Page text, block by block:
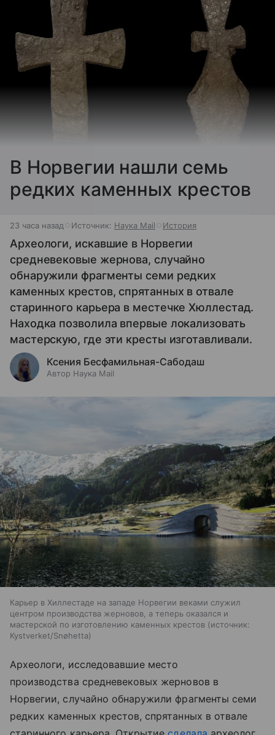
В Норвегии нашли семь
редких каменных крестов
23 часа назад Источник: Наука Mail История
Археологи, искавшие в Норвегии
средневековые жернова, случайно
обнаружили фрагменты семи редких
каменных крестов, спрятанных в отвале
старинного карьера в местечке Хюллестад.
Находка позволила впервые локализовать
мастерскую, где эти кресты изготавливали.
Ксения Бесфамильная-Сабодаш
Автор Наука Mail
Карьер в Хиллестаде на западе Норвегии веками служил
центром производства жерновов, а теперь оказался и
мастерской по изготовлению каменных крестов
источник:
Kystverket/Snøhetta
Археологи, исследовавшие место
производства средневековых жерновов в
Норвегии, случайно обнаружили фрагменты семи
редких каменных крестов, спрятанных в отвале